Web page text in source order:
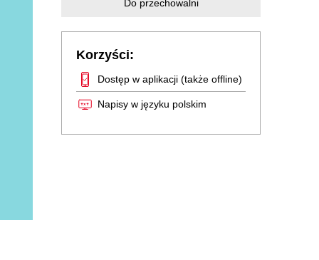
Do przechowalni
Korzyści:
Dostęp w aplikacji (także offline)
Napisy w języku polskim